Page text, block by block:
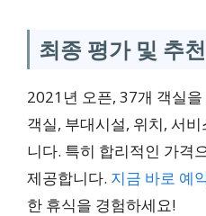
최종 평가 및 추천
2021년 오픈, 37개 객실
객실, 부대시설, 위치, 서
니다. 특히 합리적인 가격
제공합니다. 지금 바로 예
한 휴식을 경험하세요!